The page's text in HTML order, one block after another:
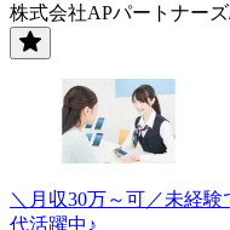
株式会社APパートナーズ
＼月収30万～可／未経
代活躍中♪